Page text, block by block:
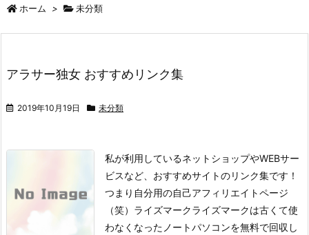
ホーム > 未分類
アラサー独女 おすすめリンク集
2019年10月19日 未分類
私が利用しているネットショップやWEBサー
ビスなど、おすすめサイトのリンク集です！
つまり自分用の自己アフィリエイトページ
（笑） ライズマークライズマークは古くて使
わなくなったノートパソコンを無料で回収し